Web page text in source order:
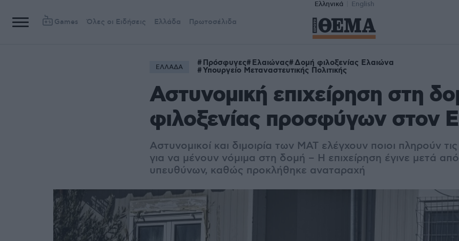
Ελληνικά English
Games Όλες οι Ειδήσεις Ελλάδα Πρωτοσέλιδα
ΕΛΛΑΔΑ Πρόσφυγες Ελαιώνας Δομή φιλοξενίας Ελαιώνα
Υπουργείο Μεταναστευτικής Πολιτικής
Αστυνομική επιχείρηση στη
φιλοξενίας προσφύγων στον
Αστυνομικοί και διμοιρία των ΜΑΤ ελέγχουν ποιοι πληρούν
για να μένουν νόμιμα στη δομή – Η επιχείρηση έγινε μετά
υπευθύνων, καθώς προκλήθηκε αναταραχή